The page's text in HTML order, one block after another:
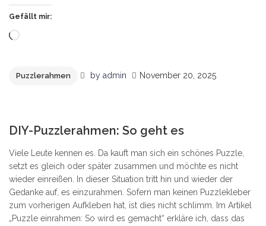
Gefällt mir:
Wird
Puzzlerahmen by admin November 20, 2025
DIY-Puzzlerahmen: So geht es
Viele Leute kennen es. Da kauft man sich ein schönes Puzzle,
setzt es gleich oder später zusammen und möchte es nicht
wieder einreißen. In dieser Situation tritt hin und wieder der
Gedanke auf, es einzurahmen. Sofern man keinen Puzzlekleber
zum vorherigen Aufkleben hat, ist dies nicht schlimm. Im Artikel
„Puzzle einrahmen: So wird es gemacht“ erkläre ich, dass das